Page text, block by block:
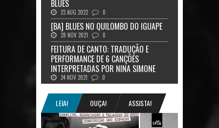
BLUES
22 AUG 2022 0
[BA] BLUES NO QUILOMBO DO IGUAPE
28 NOV 2021 0
FEITURA DE CANTO: TRADUÇÃO E
PERFORMANCE DE 6 CANÇÕES
INTERPRETADAS POR NINA SIMONE
24 NOV 2021 0
LEIA! OUÇA! ASSISTA!